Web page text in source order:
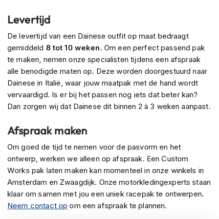
l
t
e
n
h
e
l
m
e
P
n
l
o
c
h
e
Levertijd
De levertijd van een Dainese outfit op maat bedraagt
gemiddeld 8 tot 10 weken. Om een perfect passend pak
te maken, nemen onze specialisten tijdens een afspraak
alle benodigde maten op. Deze worden doorgestuurd naar
Dainese in Italië, waar jouw maatpak met de hand wordt
vervaardigd. Is er bij het passen nog iets dat beter kan?
Dan zorgen wij dat Dainese dit binnen 2 à 3 weken aanpast.
Afspraak maken
Om goed de tijd te nemen voor de pasvorm en het
ontwerp, werken we alleen op afspraak. Een Custom
Works pak laten maken kan momenteel in onze winkels in
Amsterdam en Zwaagdijk. Onze motorkledingexperts staan
klaar om samen met jou een uniek racepak te ontwerpen.
Neem contact op om een afspraak te plannen.